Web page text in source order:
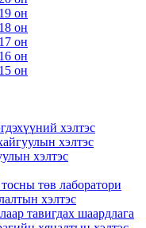
он
он
он
он
он
хэлтэс
хэлтэс
хэлтэс
төв лаборатори
хэлтэс
тавигдах шаардлага